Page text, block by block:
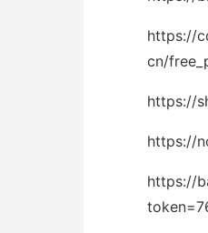
https://
cn/
https://
https://
https://